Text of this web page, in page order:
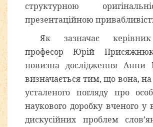
структурною
презентаційною
Як зазначає
професор Юрій
новизна дослідження Анни
визначається тим, що вона, на
усталеного погляду про
наукового доробку вченого у
дискусійних проблем